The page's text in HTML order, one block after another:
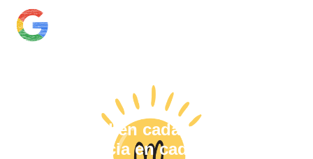
Calidad en cada proyecto,
excelencia en cada entrega.